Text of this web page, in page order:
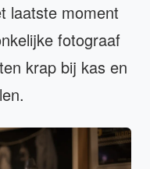
laatste moment
fotograaf
krap bij kas en